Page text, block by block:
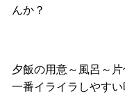
んか？
夕飯の用意～風呂～
一番イライラしやすい